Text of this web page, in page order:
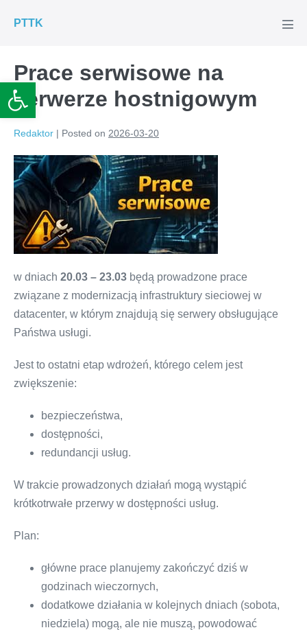
Otwórz pasek narzędzi
PTTK
Prace serwisowe na
serwerze hostnigowym
Redaktor | Posted on 2026-03-20
w dniach 20.03 – 23.03 będą prowadzone prace
związane z modernizacją infrastruktury sieciowej w
datacenter, w którym znajdują się serwery obsługujące
Państwa usługi.
Jest to ostatni etap wdrożeń, którego celem jest
zwiększenie:
bezpieczeństwa,
dostępności,
redundancji usług.
W trakcie prowadzonych działań mogą wystąpić
krótkotrwałe przerwy w dostępności usług.
Plan:
główne prace planujemy zakończyć dziś w
godzinach wieczornych,
dodatkowe działania w kolejnych dniach (sobota,
niedziela) mogą, ale nie muszą, powodować